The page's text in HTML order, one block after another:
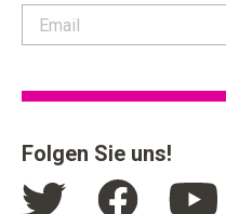
contact email label
Folgen Sie uns!